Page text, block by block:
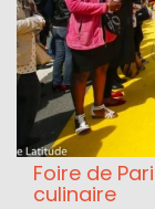
Foire de
culinaire